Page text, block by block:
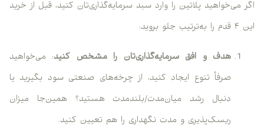
اگر می‌خواهید پلاتین را وارد سبد سرمایه‌گذاری‌تان کنید، قبل از خرید
این ۴ قدم را به‌ترتیب جلو بروید:
هدف و افق سرمایه‌گذاری‌تان را مشخص کنید: می‌خواهید
صرفاً تنوع ایجاد کنید، از چرخه‌های صنعتی سود بگیرید یا
دنبال رشد میان‌مدت/بلندمدت هستید؟ همین‌جا میزان
ریسک‌پذیری و مدت نگهداری را هم تعیین کنید.